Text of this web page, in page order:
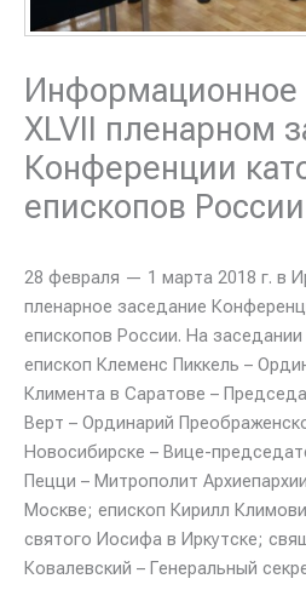
XLVII пленарном
Конференции
епископов
28 февраля — 1 марта 2018 г. в
пленарное заседание
епископов России. На заседании
епископ Клеменс Пиккель –
Климента в Саратове –
Верт – Ординарий
Новосибирске – Вице-
Пецци – Митрополит
Москве; епископ Кирилл
святого Иосифа в Иркутске;
Ковалевский – Генеральный